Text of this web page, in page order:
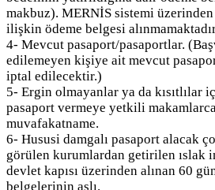
makbuz). MERNİS sistemi
ilişkin ödeme belgesi
4- Mevcut pasaport/pasaportlar.
edilemeyen kişiye ait mevcut
iptal edilecektir.)
5- Ergin olmayanlar ya da kısıtlılar
pasaport vermeye yetkili
muvafakatname.
6- Hususi damgalı pasaport alacak
görülen kurumlardan getirilen ıslak
devlet kapısı üzerinden alınan 60
belgelerinin aslı.